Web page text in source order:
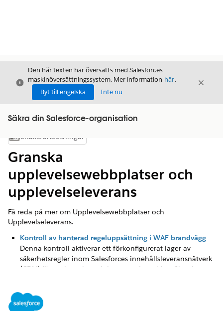
Stäng
Den här texten har översatts med Salesforces
maskinöversättningssystem. Mer information här.
Byt till engelska
Inte nu
Stäng
Säkra din Salesforce-organisation
Visa innehållsförteckning
Innehållsförteckningar
Granska
upplevelsewebbplatser och
upplevelseleverans
Få reda på mer om Upplevelsewebbplatser och
Upplevelseleverans.
Kontroll av hanterad regeluppsättning i WAF-brandvägg
Denna kontroll aktiverar ett förkonfigurerat lager av
säkerhetsregler inom Salesforces innehållsleveransnätverk
(CDN) för att inspektera inkommande webbtrafik och
WAF: Definiera egna brandväggsregler baserade på ASN